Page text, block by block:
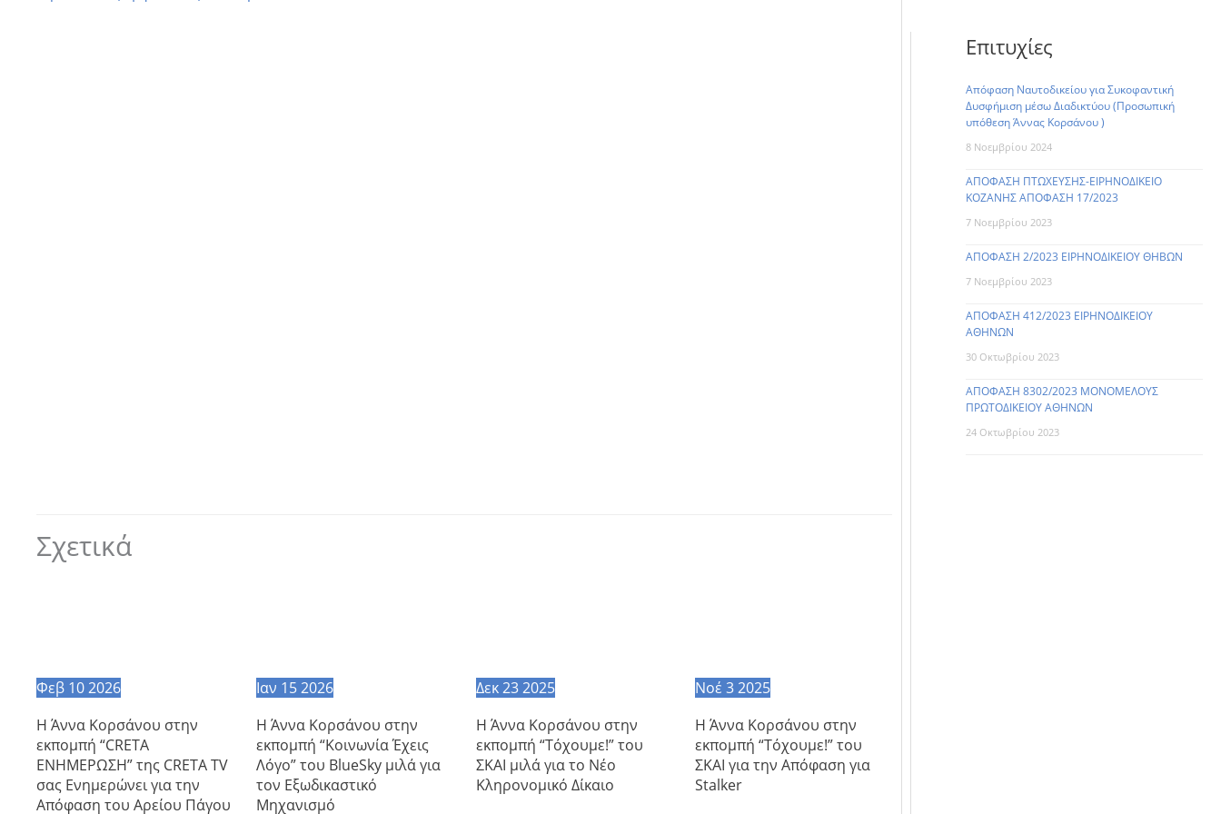
Σχετικά
Φεβ 102026
Η Άννα Κορσάνου στην
εκπομπή “CRETA
ΕΝΗΜΕΡΩΣΗ” της CRETA TV
σας Ενημερώνει για την
Απόφαση του Αρείου Πάγου
Ιαν 152026
Η Άννα Κορσάνου στην
εκπομπή “Κοινωνία Έχεις
Λόγο” του BlueSky μιλά για
τον Εξωδικαστικό
Μηχανισμό
Δεκ 23 2025
Η Άννα Κορσάνου στην
εκπομπή “Τόχουμε!” του
ΣΚΑΙ μιλά για το Νέο
Κληρονομικό Δίκαιο
Νοέ 32025
Η Άννα Κορσάνου στην
εκπομπή “Τόχουμε!” του
ΣΚΑΙ για την Απόφαση για
Stalker
Επιτυχίες
Απόφαση Ναυτοδικείου για Συκοφαντική
Δυσφήμιση μέσω Διαδικτύου (Προσωπική
υπόθεση Άννας Κορσάνου )
8 Νοεμβρίου 2024
ΑΠΟΦΑΣΗ ΠΤΩΧΕΥΣΗΣ-ΕΙΡΗΝΟΔΙΚΕΙΟ
ΚΟΖΑΝΗΣ ΑΠΟΦΑΣΗ 17/2023
7 Νοεμβρίου 2023
ΑΠΟΦΑΣΗ 2/2023 ΕΙΡΗΝΟΔΙΚΕΙΟΥ ΘΗΒΩΝ
7 Νοεμβρίου 2023
ΑΠΟΦΑΣΗ 412/2023 ΕΙΡΗΝΟΔΙΚΕΙΟΥ
ΑΘΗΝΩΝ
30 Οκτωβρίου 2023
ΑΠΟΦΑΣΗ 8302/2023 ΜΟΝΟΜΕΛΟΥΣ
ΠΡΩΤΟΔΙΚΕΙΟΥ ΑΘΗΝΩΝ
24 Οκτωβρίου 2023